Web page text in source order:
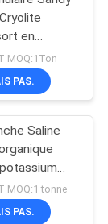
en
MOQ:1Ton
PAS.
Saline
MOQ:1 tonne
PAS.